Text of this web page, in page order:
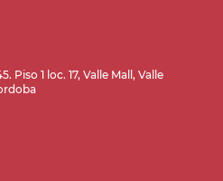
Piso 1 loc. 17, Valle Mall, Valle